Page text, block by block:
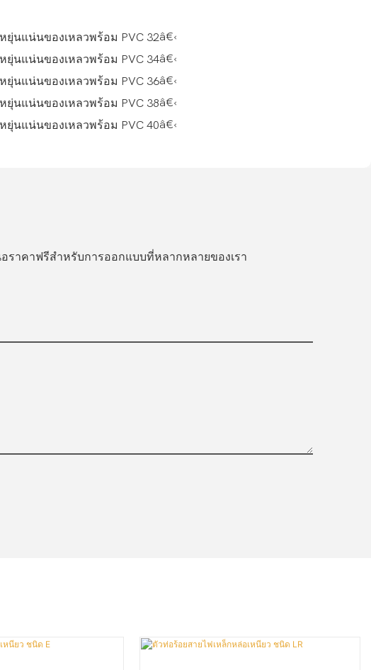
â€‹
â€‹
â€‹
â€‹
â€‹
ราคาฟรีสำหรับการออกแบบที่หลากหลายของเรา